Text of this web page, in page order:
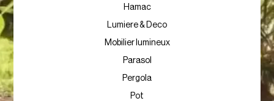
Hamac
Lumiere & Deco
Mobilier lumineux
Parasol
Pergola
Pot